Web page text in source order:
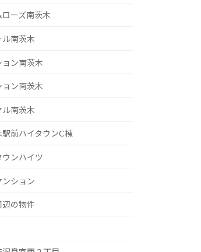
ローズ南茨木
ル南茨木
ョン南茨木
ョン南茨木
ル南茨木
駅前ハイタウンC棟
ウンハイツ
ンション
辺の物件